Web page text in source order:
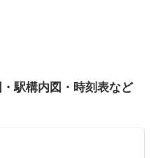
・駅構内図・時刻表など